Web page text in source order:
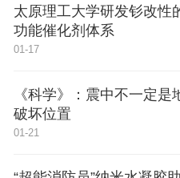
会本年度工作进行了部署
分委会委员围绕研究生导
提出应注重队伍建设的
养侧重；副主任委员、云
太原理工大学研发钐改性
功能催化剂体系
01-17
《科学》：震中不一定是
破坏位置
01-21